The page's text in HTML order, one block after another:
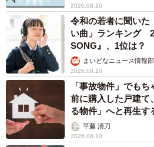
2026.08.10
令和の若者に聞いた
い曲」ランキング
SONG』、1位は？
まいどなニュース情報部
2026.08.10
「事故物件」でも
前に購入した戸建
る物件」へと再生
が解説平藤 清刀
2026.08.10